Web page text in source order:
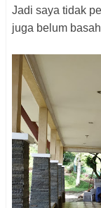
Jadi saya tidak
juga belum